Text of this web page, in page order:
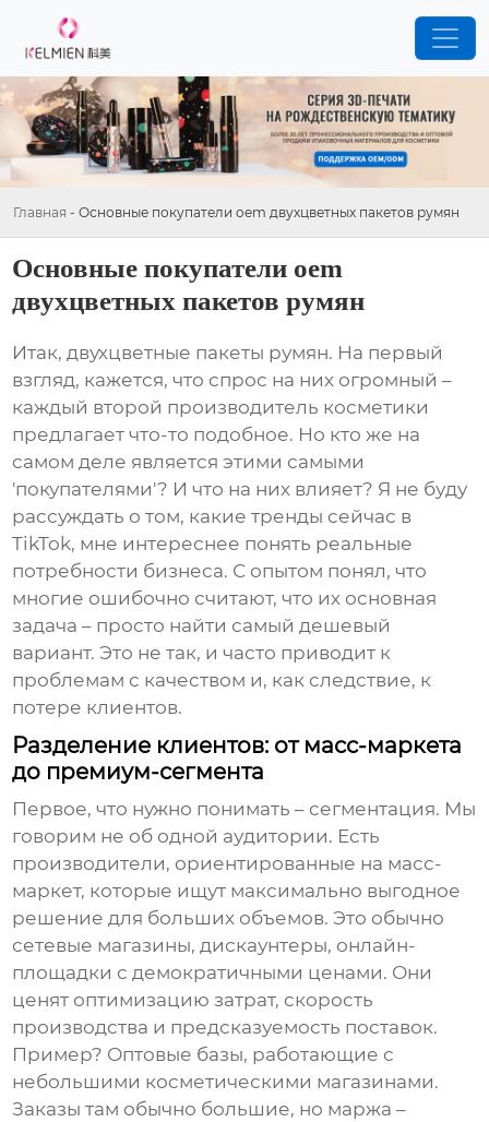
Главная - Основные покупатели oem двухцветных пакетов румян
Основные покупатели oem
двухцветных пакетов румян
Итак,двухцветные пакеты румян. На первый
взгляд, кажется, что спрос на них огромный –
каждый второй производитель косметики
предлагает что-то подобное. Но кто же на
самом деле является этими самыми
'покупателями'? И что на них влияет? Я не буду
рассуждать о том, какие тренды сейчас в
TikTok, мне интереснее понять реальные
потребности бизнеса. С опытом понял, что
многие ошибочно считают, что их основная
задача – просто найти самый дешевый
вариант. Это не так, и часто приводит к
проблемам с качеством и, как следствие, к
потере клиентов.
Разделение клиентов: от масс-маркета
до премиум-сегмента
Первое, что нужно понимать – сегментация. Мы
говорим не об одной аудитории. Есть
производители, ориентированные на масс-
маркет, которые ищут максимально выгодное
решение для больших объемов. Это обычно
сетевые магазины, дискаунтеры, онлайн-
площадки с демократичными ценами. Они
ценят оптимизацию затрат, скорость
производства и предсказуемость поставок.
Пример? Оптовые базы, работающие с
небольшими косметическими магазинами.
Заказы там обычно большие, но маржа –